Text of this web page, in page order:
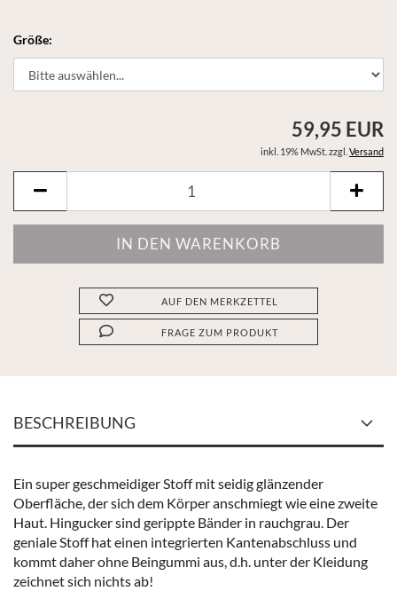
Größe:
59,95 EUR
inkl. 19% MwSt. zzgl. Versand
AUF DEN MERKZETTEL
FRAGE ZUM PRODUKT
BESCHREIBUNG
Ein super geschmeidiger Stoff mit seidig glänzender
Oberfläche, der sich dem Körper anschmiegt wie eine zweite
Haut. Hingucker sind gerippte Bänder in rauchgrau. Der
geniale Stoff hat einen integrierten Kantenabschluss und
kommt daher ohne Beingummi aus, d.h. unter der Kleidung
zeichnet sich nichts ab!